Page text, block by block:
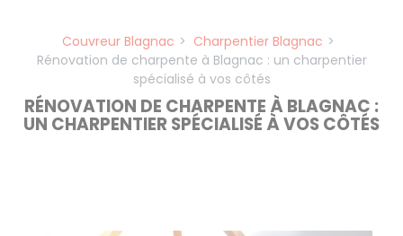
Couvreur Blagnac
Charpentier Blagnac
Rénovation de charpente à Blagnac : un charpentier
spécialisé à vos côtés
RÉNOVATION DE CHARPENTE À BLAGNAC :
UN CHARPENTIER SPÉCIALISÉ À VOS CÔTÉS